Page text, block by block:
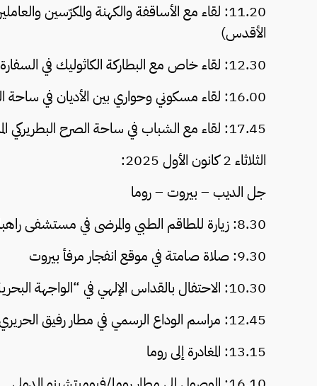
11.20: لقاء مع الأساقفة والكهنة والمكرّسين
الأقدس)
12.30: لقاء خاص مع البطاركة الكاثوليك في السفارة البابوية
16.00: لقاء مسكوني وحواري بين الأديان في ساحة الشهداء – بيروت (كلمة الأب الأقدس)
17.45: لقاء مع الشباب في ساحة الصرح البطريركي الماروني – بكركي (كلمة الأب الأقدس)
الثلاثاء 2 كانون الأول 2025:
جل الديب – بيروت – روما
8.30: زيارة للطاقم الطبي والمرضى في مستشفى راهبات الصليب – جل الديب
9.30: صلاة صامتة في موقع انفجار مرفأ بيروت
10.30: الاحتفال بالقداس الإلهي في “الواجهة البحرية لبيروت” (عظة الأب الأقدس)
12.45: مراسم الوداع الرسمي في مطار رفيق الحريري الدولي – بيروت (كلمة الأب الأقدس)
13.15: المغادرة إلى روما